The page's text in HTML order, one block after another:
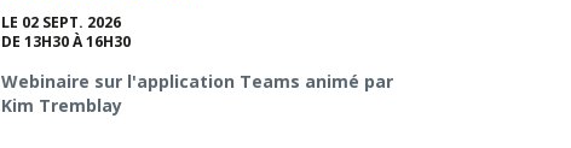
LE 02 SEPT. 2026
DE 13H30 À 16H30
Webinaire sur l'application Teams animé par
Kim Tremblay